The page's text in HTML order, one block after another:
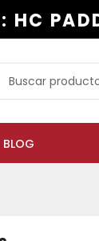
HC
BLOG